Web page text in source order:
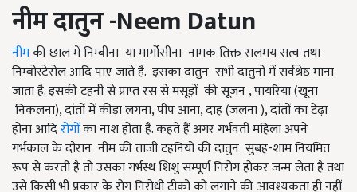
नीम दातुन-Neem Datun
नीमकी छाल में निम्बीना या मार्गोसीना नामक तिक्त रालमय सत्व तथा
निम्बोस्टेरोल आदि पाए जाते है. इसका दातुन सभी दातुनों में सर्वश्रेष्ठ माना
जाता है. इसकी टहनी से प्राप्त रस से मसूड़ों की सूजन , पायरिया (खूना
निकलना), दांतों में कीड़ा लगना, पीप आना, दाह (जलना ), दांतों का टेढ़ा
होना आदिरोगोंका नाश होता है. कहते हैं अगर गर्भवती महिला अपने
गर्भकाल के दौरान नीम की ताजी टहनियों की दातुन सुबह-शाम नियमित
रूप से करती है तो उसका गर्भस्थ शिशु सम्पूर्ण निरोग होकर जन्म लेता है तथा
उसे किसी भी प्रकार के रोग निरोधी टीकों को लगाने की आवश्यकता ही नहीं